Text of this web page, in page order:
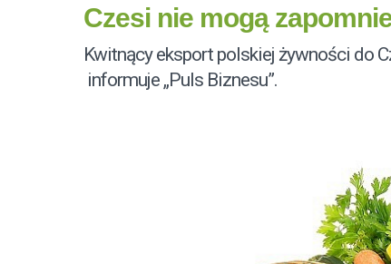
Czesi nie mogą
Kwitnący eksport polskiej żywności do
informuje „Puls Biznesu”.